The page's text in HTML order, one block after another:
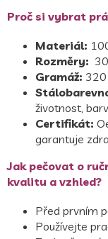
Proč si vybrat
Materiál:
Rozměry:
Gramáž:
životnost,
Certifikát:
garantuje
Jak pečovat o
kvalitu a vzhled?
Před prvním
Používejte